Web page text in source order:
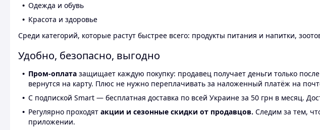
Одежда и обувь
Красота и здоровье
Среди категорий, которые растут быстрее всего: продукты питания и напитки,
Удобно, безопасно, выгодно
Пром-оплата защищает каждую покупку: продавец получает деньги только
вернутся на карту. Плюс не нужно переплачивать за наложенный платёж на
С подпиской Smart — бесплатная доставка по всей Украине за 50 грн в месяц.
Регулярно проходят акции и сезонные скидки от продавцов. Следим за тем,
приложении.